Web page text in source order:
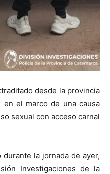
desde la provincia
en el marco de una causa
sexual con acceso carnal
la jornada de ayer,
Investigaciones de la